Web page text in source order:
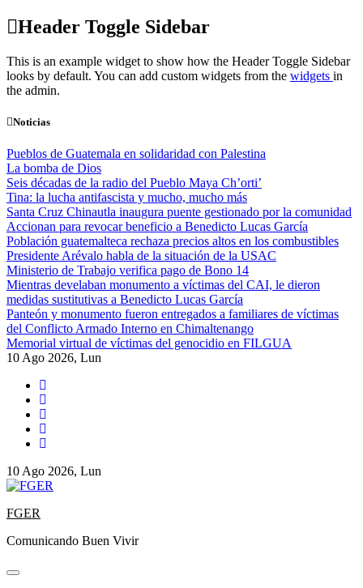
Skip
toHeader Toggle Sidebar
This is an example widget to show how the Header Toggle Sidebar
looks by default. You can add custom widgets from the widgets in
the admin.
Noticias
Pueblos de Guatemala en solidaridad con Palestina
La bomba de Dios
Seis décadas de la radio del Pueblo Maya Ch’orti’
Tina: la lucha antifascista y mucho, mucho más
Santa Cruz Chinautla inaugura puente gestionado por la comunidad
Accionan para revocar beneficio a Benedicto Lucas García
Población guatemalteca rechaza precios altos en los combustibles
Presidente Arévalo habla de la situación de la USAC
Ministerio de Trabajo verifica pago de Bono 14
Mientras develaban monumento a víctimas del CAI, le dieron
medidas sustitutivas a Benedicto Lucas García
Panteón y monumento fueron entregados a familiares de víctimas
del Conflicto Armado Interno en Chimaltenango
Memorial virtual de víctimas del genocidio en FILGUA
10 Ago 2026, Lun
10 Ago 2026, Lun
FGER
Comunicando Buen Vivir